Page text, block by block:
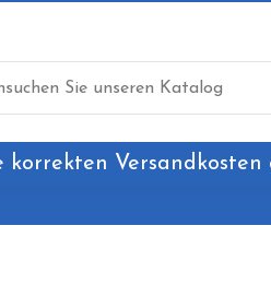
Versandkosten